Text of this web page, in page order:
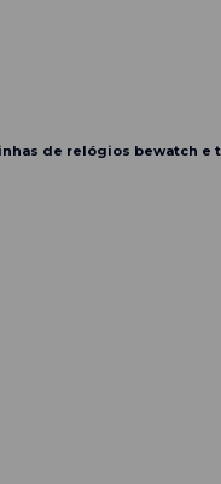
de relógios bewatch